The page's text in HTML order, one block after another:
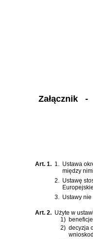
Załącznik-
Art. 1. 1.
Ustawa
między nimi.
2.
Ustawę
3.
Ustawy
Art. 2. Użyte w
1)
2) decyzja